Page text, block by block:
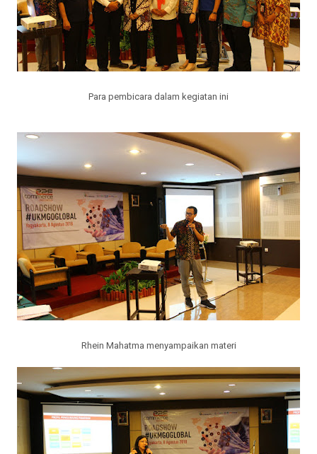
Para pembicara dalam kegiatan ini
Rhein Mahatma menyampaikan materi